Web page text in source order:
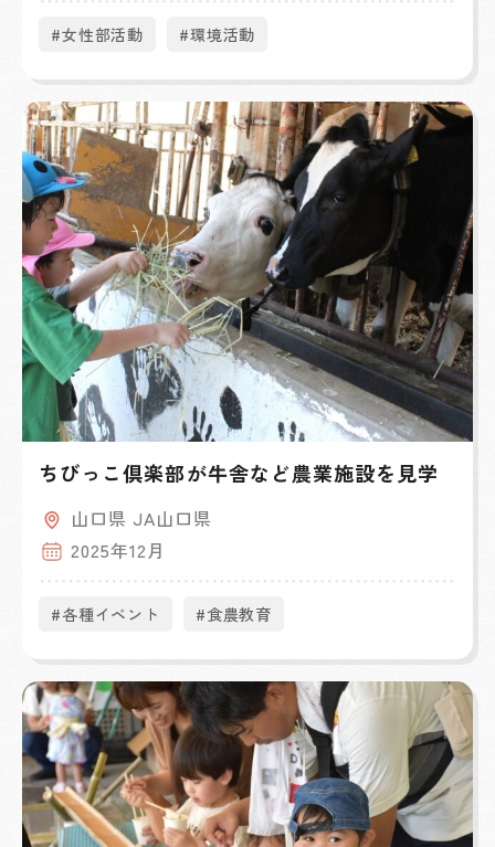
#女性部活動 #環境活動
ちびっこ倶楽部が牛舎など農業施設を見学
山口県 JA山口県
2025年12月
#各種イベント #食農教育